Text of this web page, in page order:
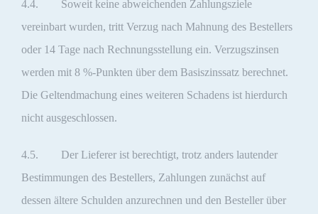
4.4. Soweit keine abweichenden Zahlungsziele
vereinbart wurden, tritt Verzug nach Mahnung des Bestellers
oder 14 Tage nach Rechnungsstellung ein. Verzugszinsen
werden mit 8 %-Punkten über dem Basiszinssatz berechnet.
Die Geltendmachung eines weiteren Schadens ist hierdurch
nicht ausgeschlossen.
4.5. Der Lieferer ist berechtigt, trotz anders lautender
Bestimmungen des Bestellers, Zahlungen zunächst auf
dessen ältere Schulden anzurechnen und den Besteller über